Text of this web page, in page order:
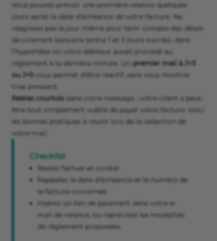
Vous pouvez prévoir une première relance quelques
jours après la date d’échéance de votre facture. Ne
réagissez pas le jour même pour tenir compte des délais
de virement bancaire (entre 1 et 3 jours ouvrés), dans
l’hypothèse où votre débiteur aurait procédé au
règlement à la dernière minute. Un premier mail à J+3
ou J+5 vous permet d’être réactif, sans vous montrer
trop pressant.
Restez courtois dans votre message : votre client a peut-
être tout simplement oublié de payer votre facture. Voici
les bonnes pratiques à réunir lors de la rédaction de
votre mail.
Checklist
Restez factuel et cordial.
Rappelez la date d’échéance et le numéro de
la facture concernée.
Insérez un lien de paiement dans votre e-
mail de relance, ou reprécisez les modalités
de règlement proposées.